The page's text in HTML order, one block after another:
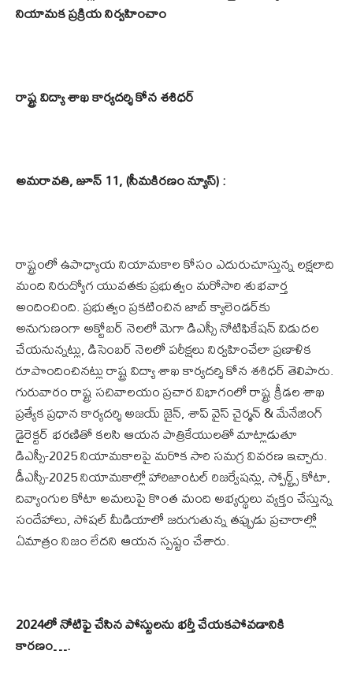
నియామక ప్రక్రియ నిర్వహించాం
రాష్ట్ర విద్యా శాఖ కార్యదర్శి కోన శశిధర్
అమరావతి, జూన్ 11, (సీమకిరణం న్యూస్) :
రాష్ట్రంలో ఉపాధ్యాయ నియామకాల కోసం ఎదురుచూస్తున్న లక్షలాది
మంది నిరుద్యోగ యువతకు ప్రభుత్వం మరోసారి శుభవార్త
అందించింది. ప్రభుత్వం ప్రకటించిన జాబ్ క్యాలెండర్‌కు
అనుగుణంగా అక్టోబర్ నెలలో మెగా డిఎస్సీ నోటిఫికేషన్ విడుదల
చేయనున్నట్లు, డిసెంబర్ నెలలో పరీక్షలు నిర్వహించేలా ప్రణాళిక
రూపొందించినట్లు రాష్ట్ర విద్యా శాఖ కార్యదర్శి కోన శశిధర్ తెలిపారు.
గురువారం రాష్ట్ర సచివాలయం ప్రచార విభాగంలో రాష్ట్ర క్రీడల శాఖ
ప్రత్యేక ప్రధాన కార్యదర్శి అజయ్ జైన్, శాప్ వైస్ చైర్మన్ & మేనేజింగ్
డైరెక్టర్ భరణితో కలసి ఆయన పాత్రికేయులతో మాట్లాడుతూ
డిఎస్సీ-2025 నియామకాలపై మరొక సారి సమగ్ర వివరణ ఇచ్చారు.
డీఎస్సీ-2025 నియామకాల్లో హారిజాంటల్ రిజర్వేషన్లు, స్పోర్ట్స్ కోటా,
దివ్యాంగుల కోటా అమలుపై కొంత మంది అభ్యర్థులు వ్యక్తం చేస్తున్న
సందేహాలు, సోషల్ మీడియాలో జరుగుతున్న తప్పుడు ప్రచారాల్లో
ఏమాత్రం నిజం లేదని ఆయన స్పష్టం చేశారు.
2024లో నోటిఫై చేసిన పోస్టులను భర్తీ చేయకపోవడానికి
కారణం….